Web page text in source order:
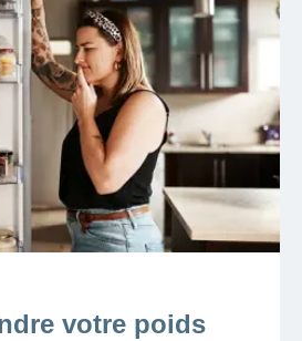
votre poids